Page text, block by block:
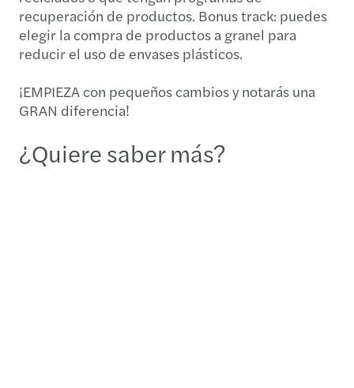
recuperación de productos. Bonus track: puedes
elegir la compra de productos a granel para
reducir el uso de envases plásticos.
¡EMPIEZA con pequeños cambios y notarás una
GRAN diferencia!
¿Quiere saber más?